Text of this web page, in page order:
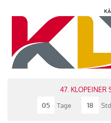
47. KLOPEINER
05
Tage 18 Std.